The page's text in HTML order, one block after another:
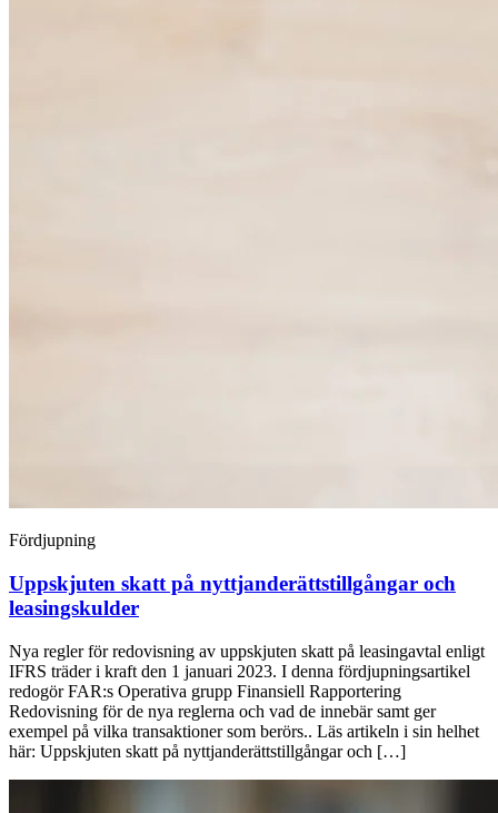
Fördjupning
Uppskjuten skatt på nyttjanderätts­tillgångar och
leasingskulder
Nya regler för redovisning av uppskjuten skatt på leasingavtal enligt
IFRS träder i kraft den 1 januari 2023. I denna fördjupningsartikel
redogör FAR:s Operativa grupp Finansiell Rapportering
Redovisning för de nya reglerna och vad de innebär samt ger
exempel på vilka transaktioner som berörs.. Läs artikeln i sin helhet
här: Uppskjuten skatt på nyttjanderättstillgångar och […]